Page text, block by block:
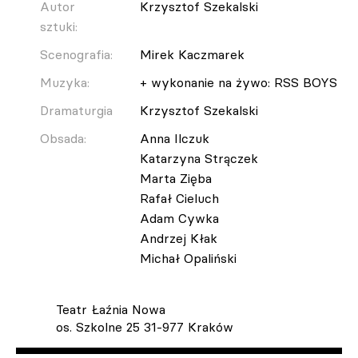
Autor
sztuki:
Krzysztof Szekalski
Scenografia:
Mirek Kaczmarek
Muzyka:
+ wykonanie na żywo: RSS BOYS
Dramaturgia
Krzysztof Szekalski
Obsada:
Anna Ilczuk
Katarzyna Strączek
Marta Zięba
Rafał Cieluch
Adam Cywka
Andrzej Kłak
Michał Opaliński
Teatr Łaźnia Nowa
os. Szkolne 25 31-977 Kraków